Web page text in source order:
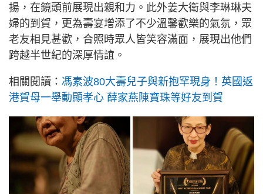
揚，在鏡頭前展現出親和力。此外姜大衛與李琳琳夫
婦的到賀，更為壽宴增添了不少溫馨歡樂的氣氛，眾
老友相見甚歡，合照時眾人皆笑容滿面，展現出他們
跨越半世紀的深厚情誼。
相關閱讀： 馮素波80大壽兒子與新抱罕現身！英國返
港賀母一舉動顯孝心 薛家燕陳寶珠等好友到賀